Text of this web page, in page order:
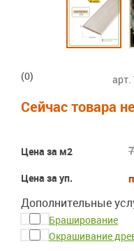
(0) арт.
Сейчас товара
Цена за м2
Цена за уп.
Дополнительные
Браширование
Окрашивание